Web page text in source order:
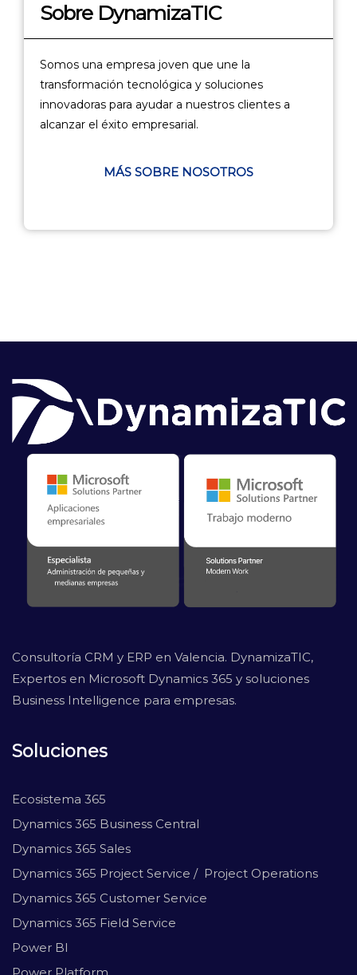
Sobre DynamizaTIC
Somos una empresa joven que une la
transformación tecnológica y soluciones
innovadoras para ayudar a nuestros clientes a
alcanzar el éxito empresarial.
MÁS SOBRE NOSOTROS
Consultoría CRM y ERP en Valencia. DynamizaTIC,
Expertos en Microsoft Dynamics 365 y soluciones
Business Intelligence para empresas.
Soluciones
Ecosistema 365
Dynamics 365 Business Central
Dynamics 365 Sales
Dynamics 365 Project Service / Project Operations
Dynamics 365 Customer Service
Dynamics 365 Field Service
Power BI